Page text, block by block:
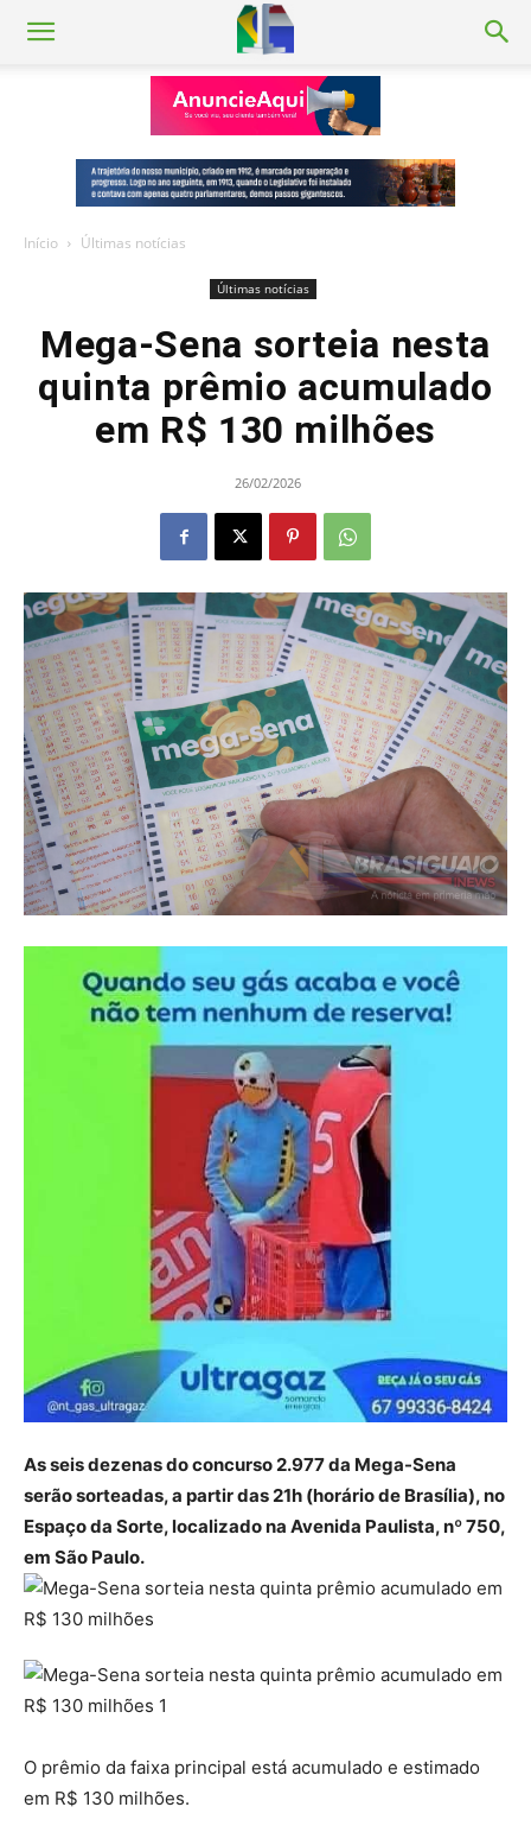
Início Últimas notícias
Últimas notícias
Mega-Sena sorteia nesta
quinta prêmio acumulado
em R$ 130 milhões
26/02/2026
As seis dezenas do concurso 2.977 da Mega-Sena
serão sorteadas, a partir das 21h (horário de Brasília), no
Espaço da Sorte, localizado na Avenida Paulista, nº 750,
em São Paulo.
O prêmio da faixa principal está acumulado e estimado
em R$ 130 milhões.